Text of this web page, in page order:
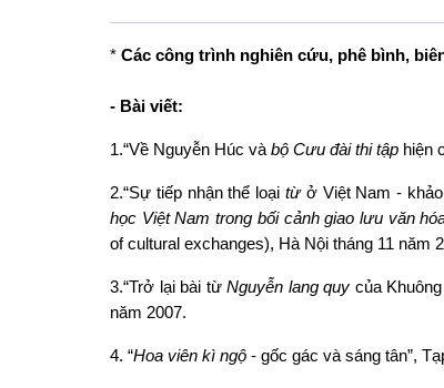
* Các công trình nghiên cứu, phê bình,
- Bài viết:
1.“Về Nguyễn Húc và bộ Cưu đài thi tập hiện
2.“Sự tiếp nhận thể loạitừở Việt Nam - khảo
học Việt Nam trong bối cảnh giao lưu văn
of cultural exchanges), Hà Nội tháng 11 năm
3.“Trở lại bài từ Nguyễn lang quy của
năm 2007.
4. “Hoa viên kì ngộ - gốc gác và sáng tân”,